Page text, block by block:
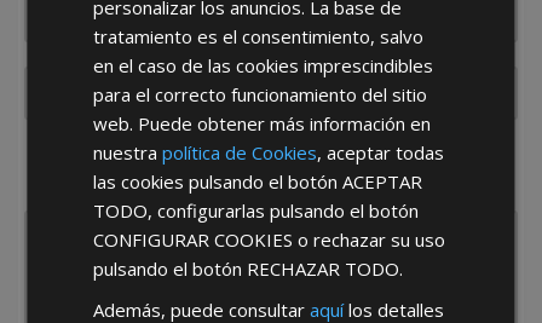
¿De dónde es la empresa?
España
Portugal Otros
personalizar los anuncios. La base de
tratamiento es el consentimiento, salvo
en el caso de las cookies imprescindibles
para el correcto funcionamiento del sitio
web. Puede obtener más información en
nuestrapolítica de Cookies, aceptar todas
las cookies pulsando el botónACEPTAR
TODO, configurarlas pulsando el botón
CONFIGURAR COOKIES o rechazar su uso
pulsando el botón RECHAZAR TODO.
Además, puede consultaraquílos detalles